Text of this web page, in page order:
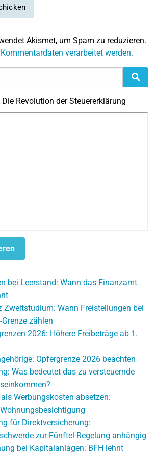
Akismet, um Spam zu reduzieren.
verarbeitet werden.
Revolution der Steuererklärung
bei Leerstand: Wann das Finanzamt
Zweitstudium: Wann Freistellungen bei
zählen
2026: Höhere Freibeträge ab 1.
Opfergrenze 2026 beachten
Was bedeutet das zu versteuernde
Werbungskosten absetzen:
für Direktversicherung:
zur Fünftel-Regelung anhängig
bei Kapitalanlagen: BFH lehnt